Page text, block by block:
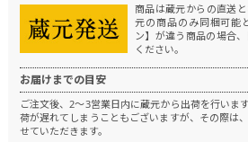
商品は蔵元からの直送と
元の商品のみ同梱可能
ン】が違う商品の場合
ください。
お届けまでの目安
ご注文後、2～3営業日内に蔵元から出荷を行います
荷が遅れてしまうこともございますが、その際は
せていただきます。